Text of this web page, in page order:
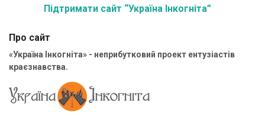
Підтримати сайт “Україна Інкогніта”
Про сайт
«Україна Інкогніта» - неприбутковий проект ентузіастів
краєзнавства.